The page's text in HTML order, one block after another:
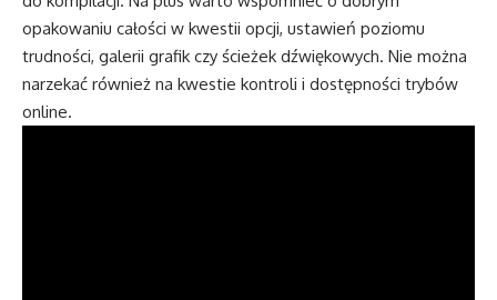
opakowaniu całości w kwestii opcji, ustawień poziomu
trudności, galerii grafik czy ścieżek dźwiękowych. Nie można
narzekać również na kwestie kontroli i dostępności trybów
online.